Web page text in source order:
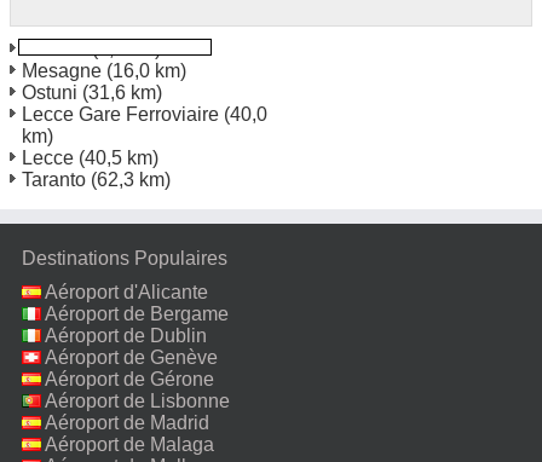
Mesagne (16,0 km)
Ostuni (31,6 km)
Lecce Gare Ferroviaire (40,0
km)
Lecce (40,5 km)
Taranto (62,3 km)
Destinations Populaires
Aéroport d'Alicante
Aéroport de Bergame
Aéroport de Dublin
Aéroport de Genève
Aéroport de Gérone
Aéroport de Lisbonne
Aéroport de Madrid
Aéroport de Malaga